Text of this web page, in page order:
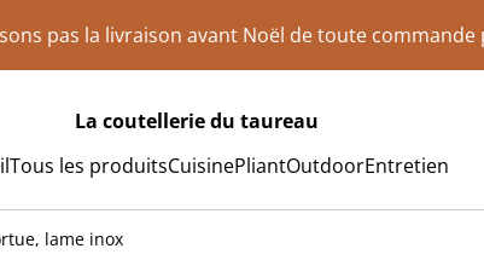
pas la livraison avant Noël de toute commande
La coutellerie du taureau
Tous les produitsCuisinePliantOutdoorEntretien
lame inox